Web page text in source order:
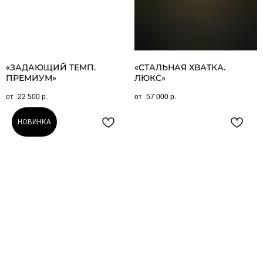
«ЗАДАЮЩИЙ ТЕМП.
ПРЕМИУМ»
22 500 р.
«СТАЛЬНАЯ ХВАТКА.
ЛЮКС»
57 000 р.
НОВИНКА